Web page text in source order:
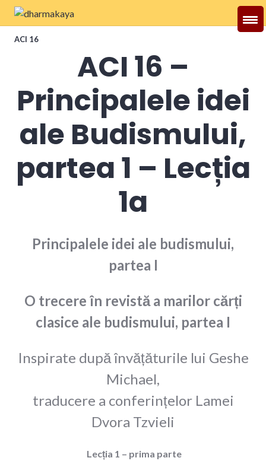
Skip
content
Dharmakaya
ACI 16
ACI 16 –
Principalele idei
ale Budismului,
partea 1 – Lecția
1a
Principalele idei ale budismului,
partea I
O trecere în revistă a marilor cărți
clasice ale budismului, partea I
Inspirate după învățăturile lui Geshe
Michael,
traducere a conferințelor Lamei
Dvora Tzvieli
Lecția 1 – prima parte